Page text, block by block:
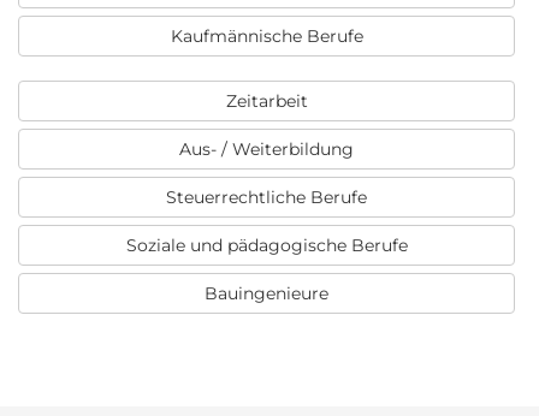
Kaufmännische Berufe
Zeitarbeit
Aus- / Weiterbildung
Steuerrechtliche Berufe
Soziale und pädagogische Berufe
Bauingenieure